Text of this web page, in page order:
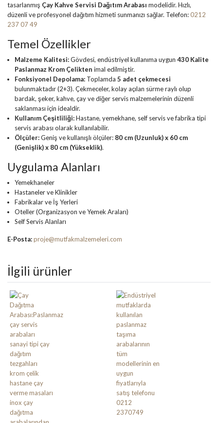
tasarlanmış Çay Kahve Servisi Dağıtım Arabası modelidir. Hızlı,
düzenli ve profesyonel dağıtım hizmeti sunmanızı sağlar. Telefon:0212
237 07 49
Temel Özellikler
Malzeme Kalitesi:Gövdesi, endüstriyel kullanıma uygun 430 Kalite
Paslanmaz Krom Çelikten imal edilmiştir.
Fonksiyonel Depolama: Toplamda 5 adet çekmecesi
bulunmaktadır (2+3). Çekmeceler, kolay açılan sürme raylı olup
bardak, şeker, kahve, çay ve diğer servis malzemelerinin düzenli
saklanması için idealdir.
Kullanım Çeşitliliği:Hastane, yemekhane, self servis ve fabrika tipi
servis arabası olarak kullanılabilir.
Ölçüler:Geniş ve kullanışlı ölçüler: 80 cm (Uzunluk) x 60 cm
(Genişlik) x 80 cm (Yükseklik).
Uygulama Alanları
Yemekhaneler
Hastaneler ve Klinikler
Fabrikalar ve İş Yerleri
Oteller (Organizasyon ve Yemek Araları)
Self Servis Alanları
E-Posta:proje@mutfakmalzemeleri.com
İlgili ürünler